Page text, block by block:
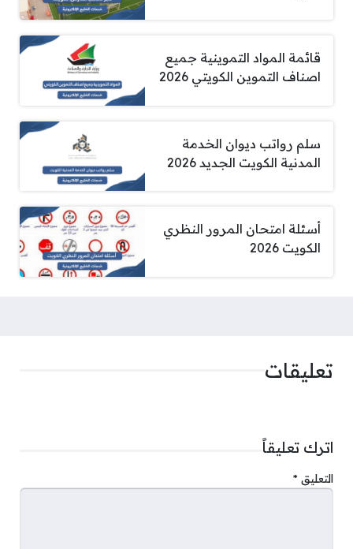
قائمة المواد التموينية جميع
اصناف التموين الكويتي 2026
سلم رواتب ديوان الخدمة
المدنية الكويت الجديد 2026
أسئلة امتحان المرور النظري
الكويت 2026
تعليقات
اترك تعليقاً
التعليق *